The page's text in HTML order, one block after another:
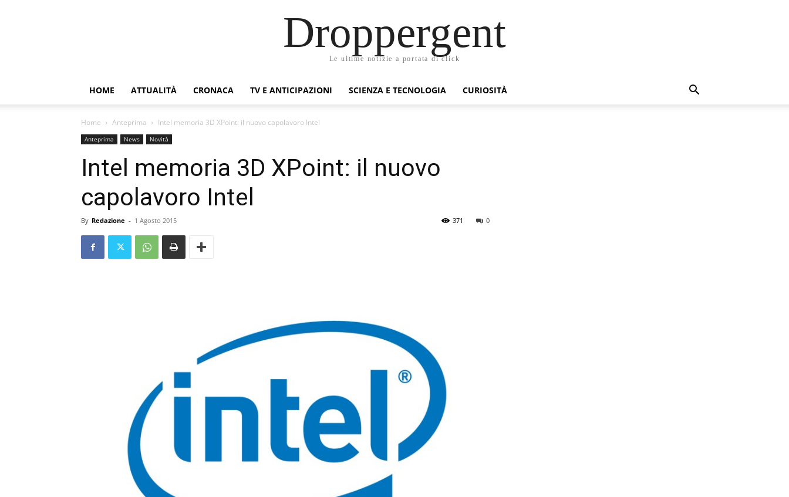
Droppergent
Le ultime notizie a portata di click
HOME ATTUALITÀ CRONACA TV E ANTICIPAZIONI SCIENZA E TECNOLOGIA CURIOSITÀ
Home Anteprima Intel memoria 3D XPoint: il nuovo capolavoro Intel
Anteprima News Novità
Intel memoria 3D XPoint: il nuovo
capolavoro Intel
By Redazione - 1 Agosto 2015 0
371